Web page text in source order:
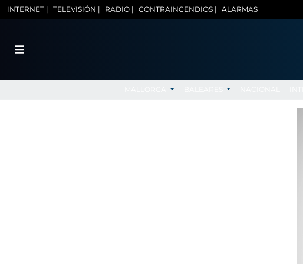
INTERNET | TELEVISIÓN | RADIO | CONTRAINCENDIOS | ALARMAS